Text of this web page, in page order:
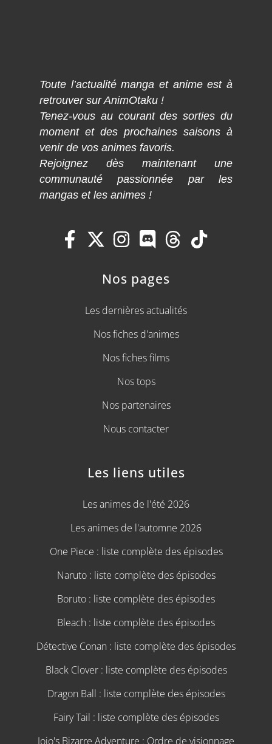
Toute l’actualité manga et anime est à
retrouver sur AnimOtaku !
Tenez-vous au courant des sorties du
moment et des prochaines saisons à
venir de vos animes favoris.
Rejoignez dès maintenant une
communauté passionnée par les
mangas et les animes !
Nos pages
Les dernières actualités
Nos fiches d'animes
Nos fiches films
Nos tops
Nos partenaires
Nous contacter
Les liens utiles
Les animes de l'été 2026
Les animes de l'automne 2026
One Piece : liste complète des épisodes
Naruto : liste complète des épisodes
Boruto : liste complète des épisodes
Bleach : liste complète des épisodes
Détective Conan : liste complète des épisodes
Black Clover : liste complète des épisodes
Dragon Ball : liste complète des épisodes
Fairy Tail : liste complète des épisodes
Jojo's Bizarre Adventure : Ordre de visionnage